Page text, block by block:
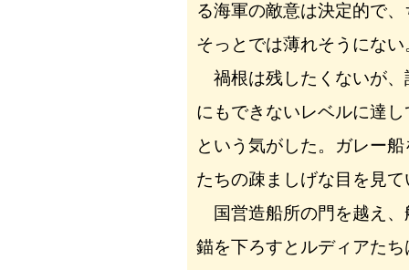
る海軍の敵意は決定的で
そっとでは薄れそうにない
禍根は残したくないが、
にもできないレベルに達
という気がした。ガレー
たちの疎ましげな目を見
国営造船所の門を越え、
錨を下ろすとルディアた